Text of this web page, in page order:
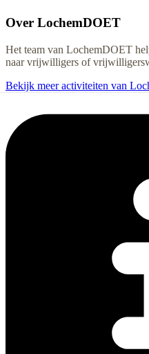
Over LochemDOET
Het team van LochemDOET
naar vrijwilligers of
Bekijk meer activiteiten van